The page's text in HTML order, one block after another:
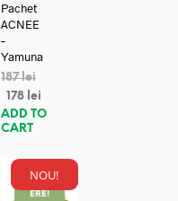
Pachet
ACNEE
–
Yamuna
187lei
178 lei
ADD TO
CART
NOU!
REDUC
ERE!